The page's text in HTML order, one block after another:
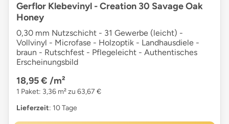
Gerflor Klebevinyl - Creation 30 Savage Oak
Honey
0,30 mm Nutzschicht - 31 Gewerbe (leicht) -
Vollvinyl - Microfase - Holzoptik - Landhausdiele -
braun - Rutschfest - Pflegeleicht - Authentisches
Erscheinungsbild
18,95 € /m²
1 Paket: 3,36 m² zu 63,67 €
Lieferzeit: 10 Tage